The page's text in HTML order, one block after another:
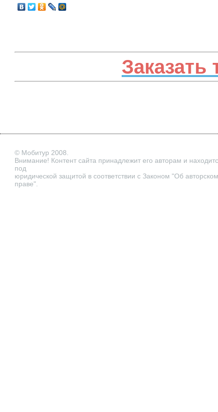
Заказать
© Мобитур 2008.
Внимание! Контент сайта принадлежит его авторам и
под
юридической защитой в соответствии с Законом "Об авторском
праве".